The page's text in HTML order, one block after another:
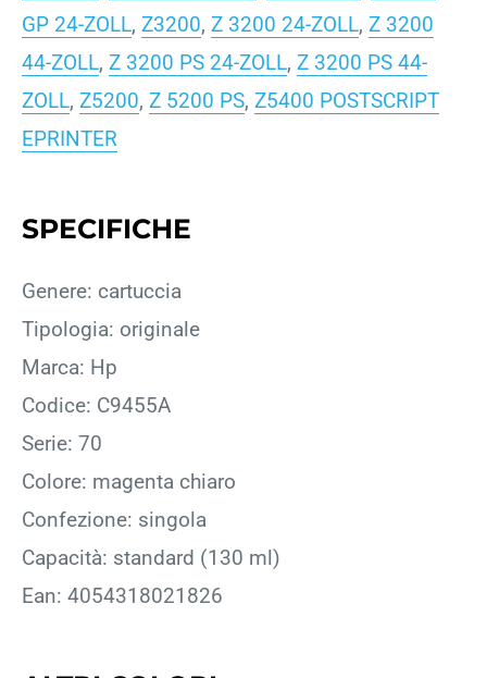
GP 24-ZOLL, Z3200, Z 3200 24-ZOLL, Z 3200
44-ZOLL, Z 3200 PS 24-ZOLL, Z 3200 PS 44-
ZOLL, Z5200, Z 5200 PS, Z5400 POSTSCRIPT
EPRINTER
SPECIFICHE
Genere: cartuccia
Tipologia: originale
Marca: Hp
Codice: C9455A
Serie: 70
Colore: magenta chiaro
Confezione: singola
Capacità: standard (130 ml)
Ean: 4054318021826